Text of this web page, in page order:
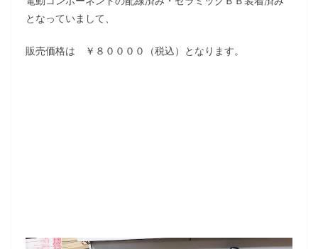
となっていまして、
販売価格は ￥８００００（税込）となります。